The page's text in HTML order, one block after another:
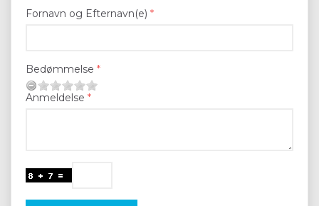
Fornavn og Efternavn(e)
Bedømmelse
Anmeldelse